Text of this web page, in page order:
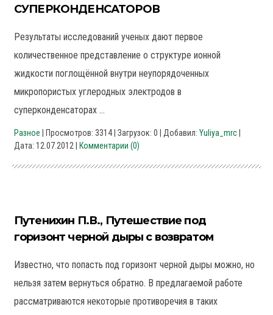
СУПЕРКОНДЕНСАТОРОВ
Результаты исследований ученых дают первое
количественное представление о структуре ионной
жидкости поглощённой внутри неупорядоченных
микропористых углеродных электродов в
суперконденсаторах ...
Разное | Просмотров: 3314 | Загрузок: 0 | Добавил: Yuliya_mrc
Дата: 12.07.2012 Комментарии (0)
Путенихин П.В., Путешествие под
горизонт черной дыры с возвратом
Известно, что попасть под горизонт черной дыры можно, но
нельзя затем вернуться обратно. В предлагаемой работе
рассматриваются некоторые противоречия в таких